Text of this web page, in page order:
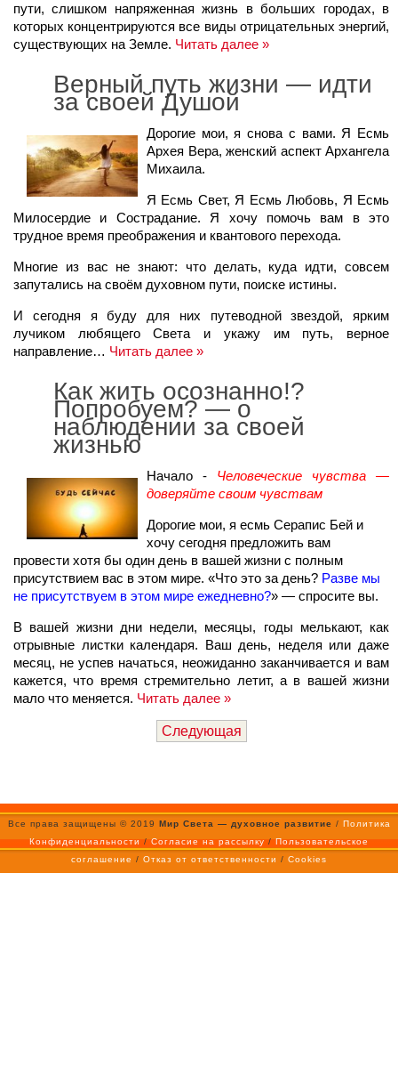
пути, слишком напряженная жизнь в больших городах, в
которых концентрируются все виды отрицательных энергий,
существующих на Земле. Читать далее »
Верный путь жизни — идти
за своей Душой
Дорогие мои, я снова с вами. Я Есмь
Архея Вера, женский аспект Архангела
Михаила.
Я Есмь Свет, Я Есмь Любовь, Я Есмь
Милосердие и Сострадание. Я хочу помочь вам в это
трудное время преображения и квантового перехода.
Многие из вас не знают: что делать, куда идти, совсем
запутались на своём духовном пути, поиске истины.
И сегодня я буду для них путеводной звездой, ярким
лучиком любящего Света и укажу им путь, верное
направление… Читать далее »
Как жить осознанно!?
Попробуем? — о
наблюдении за своей
жизнью
Начало - Человеческие чувства —
доверяйте своим чувствам
Дорогие мои, я есмь Серапис Бей и
хочу сегодня предложить вам
провести хотя бы один день в вашей жизни с полным
присутствием вас в этом мире. «Что это за день? Разве мы
не присутствуем в этом мире ежедневно?» — спросите вы.
В вашей жизни дни недели, месяцы, годы мелькают, как
отрывные листки календаря. Ваш день, неделя или даже
месяц, не успев начаться, неожиданно заканчивается и вам
кажется, что время стремительно летит, а в вашей жизни
мало что меняется. Читать далее »
Следующая
Все права защищены © 2019 Мир Света — духовное развитие / Политика
Конфиденциальности/Согласие на рассылку/Пользовательское
соглашение / Отказ от ответственности / Cookies